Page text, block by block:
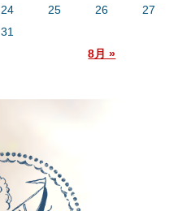
8月 »
24 25 26
27
31